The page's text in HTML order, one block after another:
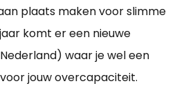
plaats maken voor slimme
komt er een nieuwe
waar je wel een
jouw overcapaciteit.